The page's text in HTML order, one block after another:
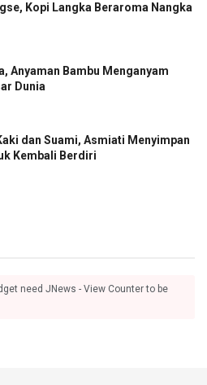
Kopi Langka Beraroma Nangka
Anyaman Bambu Menganyam
Dunia
dan Suami, Asmiati Menyimpan
Kembali Berdiri
need JNews - View Counter to be